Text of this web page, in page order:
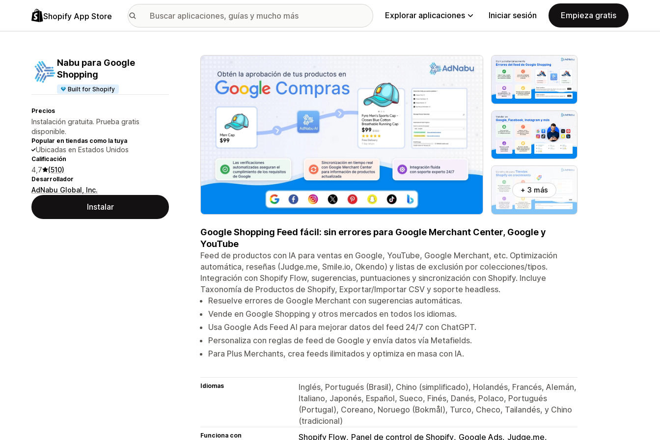
Shopify App Store Explorar aplicaciones Iniciar sesión Empieza gratis
Nabu para Google
Shopping
Built for Shopify
Precios
Instalación gratuita. Prueba gratis
disponible.
Popular en tiendas como la tuya
Ubicadas en Estados Unidos
Calificación
4,7 (510)
Desarrollador
AdNabu Global, Inc.
Instalar
Galería de imágenes destacadas
+ 3 más
Google Shopping Feed fácil: sin errores para Google Merchant Center, Google y
YouTube
Feed de productos con IA para ventas en Google, YouTube, Google Merchant, etc. Optimización
automática, reseñas (Judge.me, Smile.io, Okendo) y listas de exclusión por colecciones/tipos.
Integración con Shopify Flow, sugerencias, puntuaciones y sincronización con Shopify. Incluye
Taxonomía de Productos de Shopify, Exportar/Importar CSV y soporte headless.
Resuelve errores de Google Merchant con sugerencias automáticas.
Vende en Google Shopping y otros mercados en todos los idiomas.
Usa Google Ads Feed AI para mejorar datos del feed 24/7 con ChatGPT.
Personaliza con reglas de feed de Google y envía datos vía Metafields.
Para Plus Merchants, crea feeds ilimitados y optimiza en masa con IA.
Idiomas
Inglés, Portugués (Brasil), Chino (simplificado), Holandés, Francés, Alemán,
Italiano, Japonés, Español, Sueco, Finés, Danés, Polaco, Portugués
(Portugal), Coreano, Noruego (Bokmål), Turco, Checo, Tailandés, y Chino
(tradicional)
Funciona con Shopify Flow Panel de control de Shopify Google Ads Judge.me